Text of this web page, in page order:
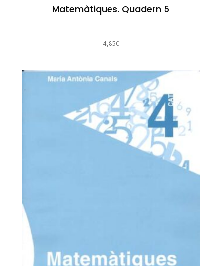
Matemàtiques. Quadern 5
4,85€